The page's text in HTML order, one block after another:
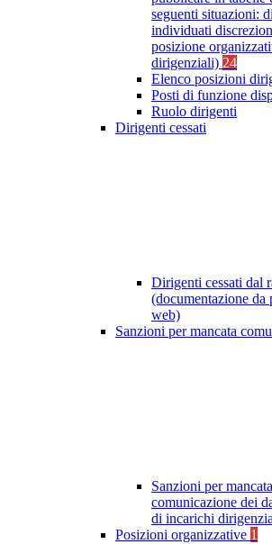
seguenti situazioni:
individuati
posizione
dirigenziali) 24
Elenco posizioni
Posti di funzione
Ruolo dirigenti
Dirigenti cessati
Dirigenti cessati dal
(documentazione da
web)
Sanzioni per mancata
Sanzioni per
comunicazione dei
di incarichi
Posizioni organizzative 1